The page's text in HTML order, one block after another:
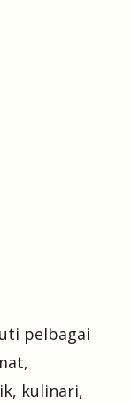
pelbagai
kulinari,